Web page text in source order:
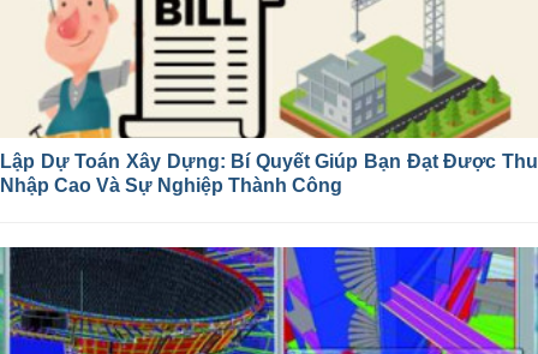
Lập Dự Toán Xây Dựng: Bí Quyết Giúp Bạn Đạt Được Thu
Nhập Cao Và Sự Nghiệp Thành Công